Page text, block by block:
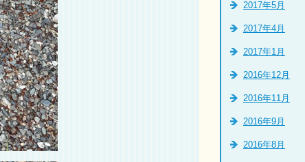
2017年5月
2017年4月
2017年1月
2016年12月
2016年11月
2016年9月
2016年8月